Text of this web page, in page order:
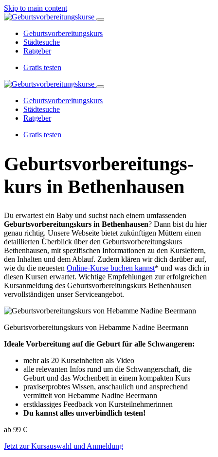
Skip to main content
Geburtsvorbereitungskurs
Städtesuche
Ratgeber
Gratis testen
Geburtsvorbereitungskurs
Städtesuche
Ratgeber
Gratis testen
Geburtsvorbereitungs­
kurs in Bethenhausen
Du erwartest ein Baby und suchst nach einem umfassenden
Geburtsvorbereitungskurs in Bethenhausen? Dann bist du hier
genau richtig. Unsere Webseite bietet zukünftigen Müttern einen
detaillierten Überblick über den Geburtsvorbereitungskurs
Bethenhausen, mit spezifischen Informationen zu den Kursleitern,
den Inhalten und dem Ablauf. Zudem klären wir dich darüber auf,
wie du die neuesten Online-Kurse buchen kannst* und was dich in
diesen Kursen erwartet. Wichtige Empfehlungen zur erfolgreichen
Kursanmeldung des Geburtsvorbereitungskurs Bethenhausen
vervollständigen unser Serviceangebot.
Geburtsvorbereitungskurs von Hebamme Nadine Beermann
Ideale Vorbereitung auf die Geburt für alle Schwangeren:
mehr als 20 Kurseinheiten als Video
alle relevanten Infos rund um die Schwangerschaft, die
Geburt und das Wochenbett in einem kompakten Kurs
praxiserprobtes Wissen, anschaulich und ansprechend
vermittelt von Hebamme Nadine Beermann
erstklassiges Feedback von Kursteilnehmerinnen
Du kannst alles unverbindlich testen!
ab 99 €
Jetzt zur Kursauswahl und Anmeldung